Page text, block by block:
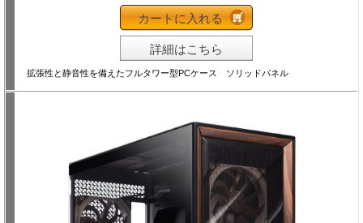
カートに入れる
詳細はこちら
拡張性と静音性を備えたフルタワー型PCケース ソリッドパネル